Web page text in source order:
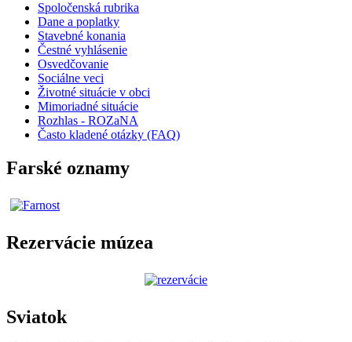
Spoločenská rubrika
Dane a poplatky
Stavebné konania
Čestné vyhlásenie
Osvedčovanie
Sociálne veci
Životné situácie v obci
Mimoriadné situácie
Rozhlas - ROZaNA
Často kladené otázky (FAQ)
Farské oznamy
Rezervácie múzea
Sviatok